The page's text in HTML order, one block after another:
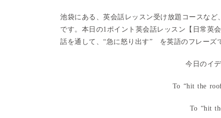
池袋にある、英会話レッスン受け放題コースな
です。本日の1ポイント英会話レッスン【日常英
話を通して、“急に怒り出す” を英語のフレーズ
今日のイ
To “hit the
To “hit